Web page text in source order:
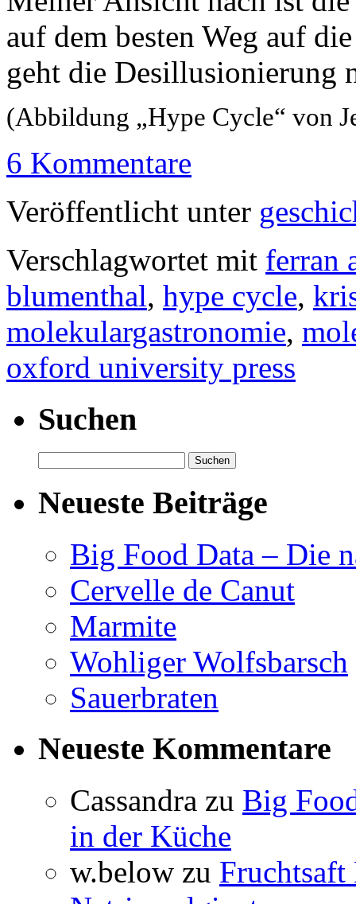
auf dem besten Weg auf
geht die Desillusionierung
(Abbildung „Hype Cycle“ von
6 Kommentare
Veröffentlicht unter
Verschlagwortet mit ferran
blumenthal, hype cycle,
molekulargastronomie,
oxford university press
Suchen
nach:
Neueste Beiträge
Big Food Data – Die
Cervelle de Canut
Marmite
Wohliger Wolfsbarsch
Sauerbraten
Neueste Kommentare
Cassandra zu Big
in der Küche
w.below zu